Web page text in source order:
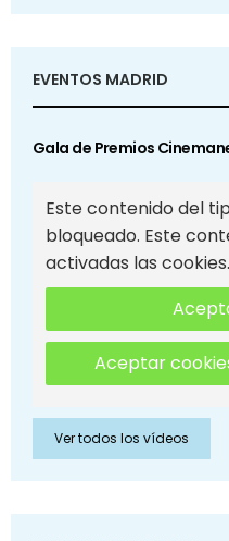
EVENTOS MADRID
Gala de Premios
Este contenido del
bloqueado. Este
activadas las cookies.
Aceptar
Ver todos los vídeos